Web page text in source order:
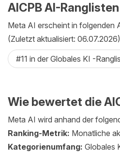
AICPB AI-Ranglisten
Meta AI erscheint in folgenden
(Zuletzt aktualisiert:
#11 in der Globales KI -
Wie bewertet die
Meta AI wird anhand der
Ranking-Metrik: Monatliche
Kategorienumfang: Globales